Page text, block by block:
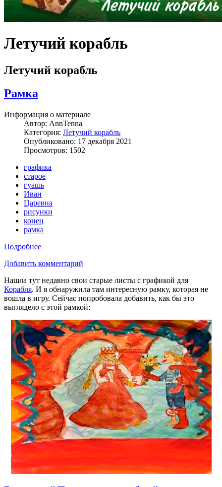
Летучий корабль
Летучий корабль
Рамка
Информация о материале
Автор: AnnTenna
Категория: Летучий корабль
Опубликовано: 17 декабря 2021
Просмотров: 1502
графика
старое
гуашь
Иван
Царевна
рисунки
конец
рамка
Подробнее
Добавить комментарий
Нашла тут недавно свои старые листы с графикой для
Корабля. И я обнаружила там интересную рамку, которая не
вошла в игру. Сейчас попробовала добавить, как бы это
выглядело с этой рамкой: